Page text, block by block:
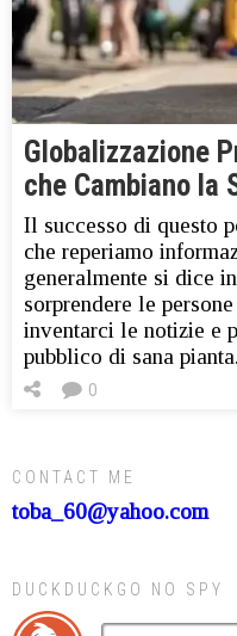
Globalizzazione
che Cambiano la
Il successo di questo
che reperiamo
generalmente si dice
sorprendere le
inventarci le notizie e
pubblico di sana
0
CONTACT ME
toba_60@yahoo.com
DUCKDUCKGO NO SPY